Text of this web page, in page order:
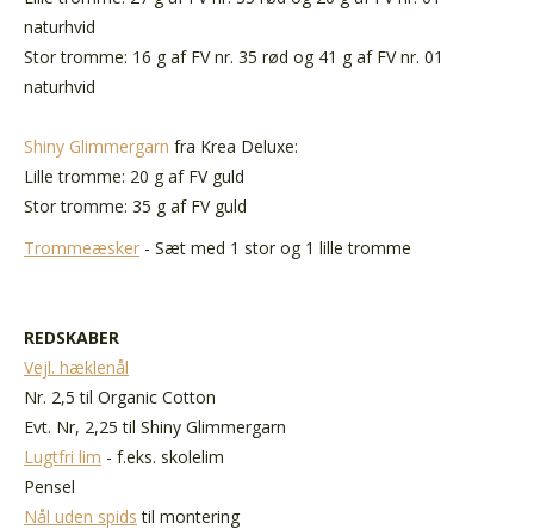
naturhvid
Stor tromme: 16 g af FV nr. 35 rød og 41 g af FV nr. 01
naturhvid
Shiny Glimmergarn fra Krea Deluxe:
Lille tromme: 20 g af FV guld
Stor tromme: 35 g af FV guld
Trommeæsker - Sæt med 1 stor og 1 lille tromme
REDSKABER
Vejl. hæklenål
Nr. 2,5 til Organic Cotton
Evt. Nr, 2,25 til Shiny Glimmergarn
Lugtfri lim - f.eks. skolelim
Pensel
Nål uden spids til montering